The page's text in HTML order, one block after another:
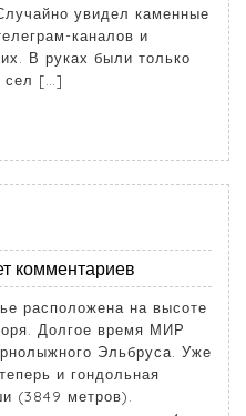
увидел каменные
каналов и
В руках были только
сел […]
комментариев
расположена на высоте
Долгое время МИР
Эльбруса. Уже
и гондольная
(3849 метров).